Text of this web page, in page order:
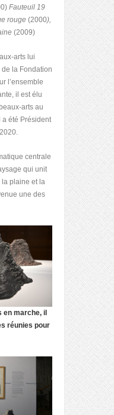
Fauteuil 19
rouge (2000),
(2009)
arts lui
la Fondation
l’ensemble
il est élu
arts au
a été Président
centrale
qui unit
la plaine et la
une des
en marche, il
réunies pour